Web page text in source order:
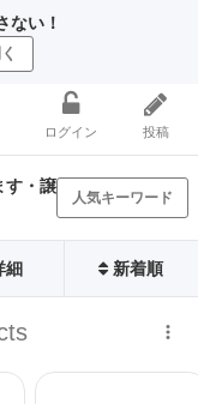
ない！
ログイン 投稿
す・譲
人気キーワード
細 新着順